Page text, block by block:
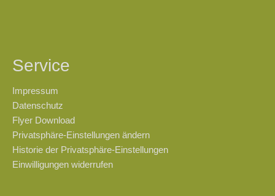
Service
Impressum
Datenschutz
Flyer Download
Privatsphäre-Einstellungen ändern
Historie der Privatsphäre-Einstellungen
Einwilligungen widerrufen